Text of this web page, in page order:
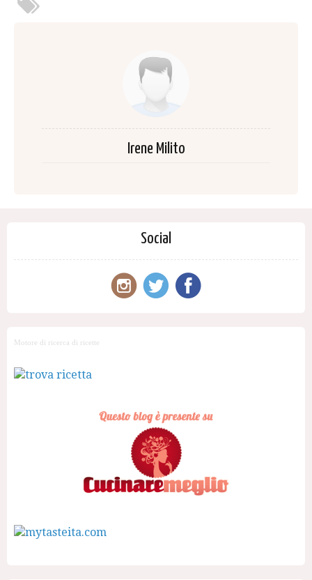
Irene Milito
Social
Motore di ricerca di ricette